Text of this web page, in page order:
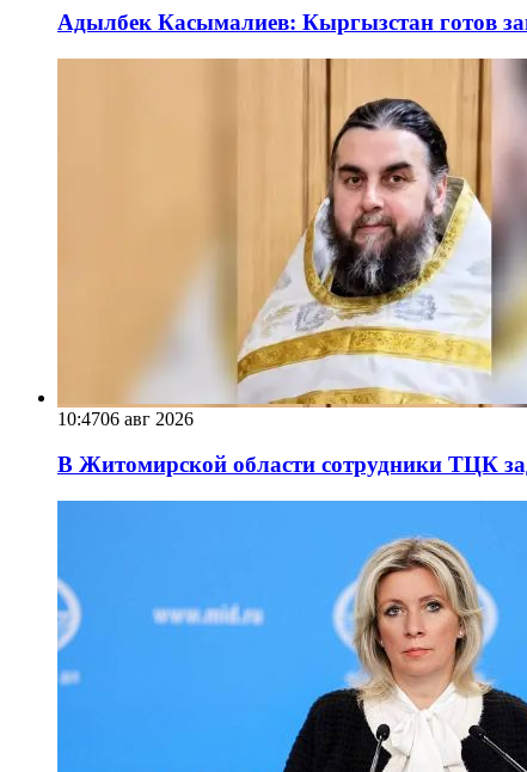
Адылбек Касымалиев: Кыргызстан готов
10:4706 авг 2026
В Житомирской области сотрудники ТЦК